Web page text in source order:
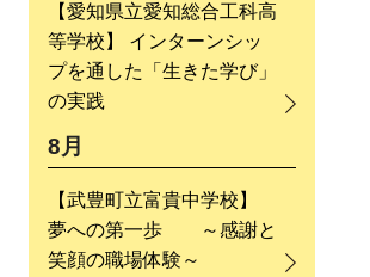
【愛知県立愛知総合工科高
等学校】 インターンシッ
プを通した「生きた学び」
の実践
8月
【武豊町立富貴中学校】
夢への第一歩 ～感謝と
笑顔の職場体験～